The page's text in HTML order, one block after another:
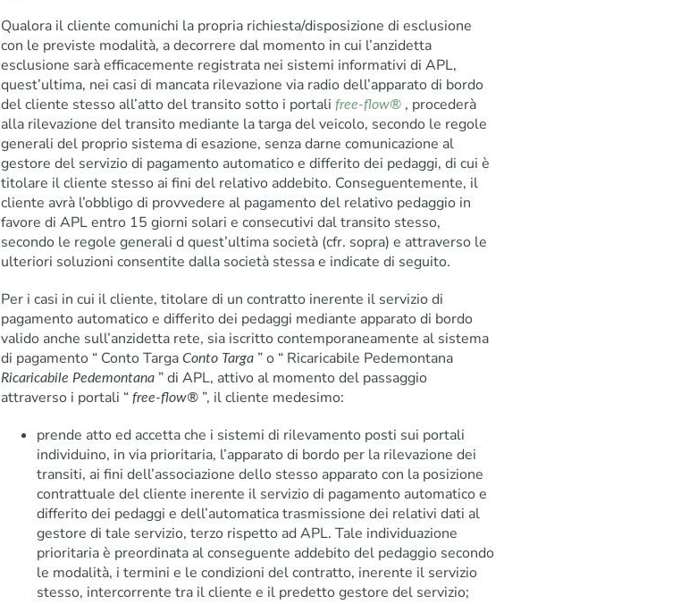
Qualora il cliente comunichi la propria richiesta/disposizione di esclusione
con le previste modalità, a decorrere dal momento in cui l’anzidetta
esclusione sarà efficacemente registrata nei sistemi informativi di APL,
quest’ultima, nei casi di mancata rilevazione via radio dell’apparato di bordo
del cliente stesso all’atto del transito sotto i portalifree-flow® , procederà
alla rilevazione del transito mediante la targa del veicolo, secondo le regole
generali del proprio sistema di esazione, senza darne comunicazione al
gestore del servizio di pagamento automatico e differito dei pedaggi, di cui è
titolare il cliente stesso ai fini del relativo addebito. Conseguentemente, il
cliente avrà l’obbligo di provvedere al pagamento del relativo pedaggio in
favore di APL entro 15 giorni solari e consecutivi dal transito stesso,
secondo le regole generali d quest’ultima società (cfr. sopra) e attraverso le
ulteriori soluzioni consentite dalla società stessa e indicate di seguito.
Per i casi in cui il cliente, titolare di un contratto inerente il servizio di
pagamento automatico e differito dei pedaggi mediante apparato di bordo
valido anche sull’anzidetta rete, sia iscritto contemporaneamente al sistema
di pagamento “ Conto TargaConto Targa ” o “ Ricaricabile Pedemontana
Ricaricabile Pedemontana ” di APL, attivo al momento del passaggio
attraverso i portali “free-flow® ”, il cliente medesimo:
prende atto ed accetta che i sistemi di rilevamento posti sui portali
individuino, in via prioritaria, l’apparato di bordo per la rilevazione dei
transiti, ai fini dell’associazione dello stesso apparato con la posizione
contrattuale del cliente inerente il servizio di pagamento automatico e
differito dei pedaggi e dell’automatica trasmissione dei relativi dati al
gestore di tale servizio, terzo rispetto ad APL. Tale individuazione
prioritaria è preordinata al conseguente addebito del pedaggio secondo
le modalità, i termini e le condizioni del contratto, inerente il servizio
stesso, intercorrente tra il cliente e il predetto gestore del servizio;